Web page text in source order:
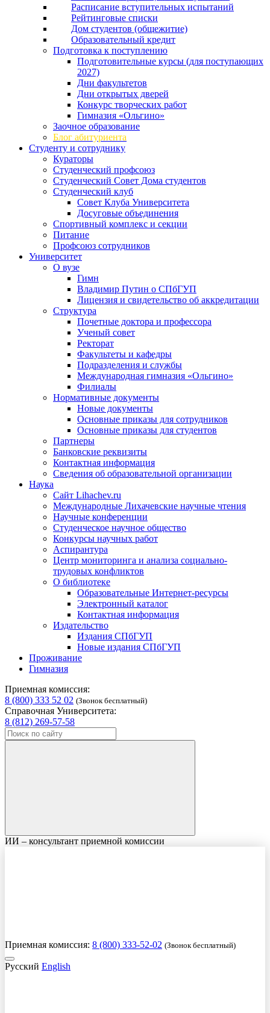
Расписание вступительных испытаний
Рейтинговые списки
Дом студентов (общежитие)
Образовательный кредит
Подготовка к поступлению
Подготовительные курсы (для поступающих
2027)
Дни факультетов
Дни открытых дверей
Конкурс творческих работ
Гимназия «Ольгино»
Заочное образование
Блог абитуриента
Студенту и сотруднику
Кураторы
Студенческий профсоюз
Студенческий Совет Дома студентов
Студенческий клуб
Совет Клуба Университета
Досуговые объединения
Спортивный комплекс и секции
Питание
Профсоюз сотрудников
Университет
О вузе
Гимн
Владимир Путин о СПбГУП
Лицензия и свидетельство об аккредитации
Структура
Почетные доктора и профессора
Ученый совет
Ректорат
Факультеты и кафедры
Подразделения и службы
Международная гимназия «Ольгино»
Филиалы
Нормативные документы
Новые документы
Основные приказы для сотрудников
Основные приказы для студентов
Партнеры
Банковские реквизиты
Контактная информация
Сведения об образовательной организации
Наука
Сайт Lihachev.ru
Международные Лихачевские научные чтения
Научные конференции
Студенческое научное общество
Конкурсы научных работ
Аспирантура
Центр мониторинга и анализа социально-
трудовых конфликтов
О библиотеке
Образовательные Интернет-ресурсы
Электронный каталог
Контактная информация
Издательство
Издания СПбГУП
Новые издания СПбГУП
Проживание
Гимназия
Приемная комиссия:
8 (800) 333 52 02 (Звонок бесплатный)
Справочная Университета:
8 (812) 269-57-58
ИИ – консультант приемной комиссии
Приемная комиссия: 8 (800) 333-52-02 (Звонок бесплатный)
Русский English